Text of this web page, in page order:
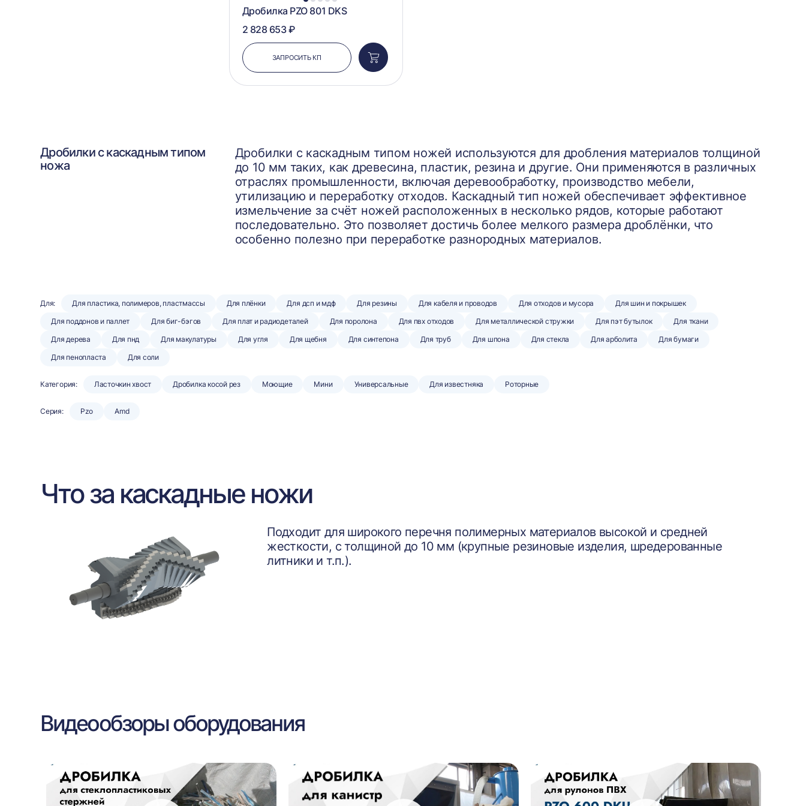
Дробилка PZO 801 DKS
2 828 653 ₽
ЗАПРОСИТЬ КП
Добавить
в
корзину
Дробилки с каскадным типом
ножа
Дробилки с каскадным типом ножей используются для дробления материалов толщиной
до 10 мм таких, как древесина, пластик, резина и другие. Они применяются в различных
отраслях промышленности, включая деревообработку, производство мебели,
утилизацию и переработку отходов. Каскадный тип ножей обеспечивает эффективное
измельчение за счёт ножей расположенных в несколько рядов, которые работают
последовательно. Это позволяет достичь более мелкого размера дроблёнки, что
особенно полезно при переработке разнородных материалов.
Для: Для пластика, полимеров, пластмассы Для плёнки Для дсп и мдф Для резины Для кабеля и проводов Для отходов и мусора
Для шин и покрышек
Для поддонов и паллет
Для биг-бэгов Для плат и радиодеталей Для поролона Для пвх отходов Для металлической стружки Для пэт бутылок
Для ткани
Для дерева
Для пнд Для макулатуры Для угля Для щебня Для синтепона Для труб Для шпона Для стекла Для арболита
Для бумаги
Для пенопласта
Для соли
Категория: Ласточкин хвост Дробилка косой рез Моющие Мини Универсальные Для известняка Роторные
Серия: Pzo Amd
Что за каскадные ножи
Подходит для широкого перечня полимерных материалов высокой и средней
жесткости, с толщиной до 10 мм (крупные резиновые изделия, шредерованные
литники и т.п.).
Видеообзоры оборудования